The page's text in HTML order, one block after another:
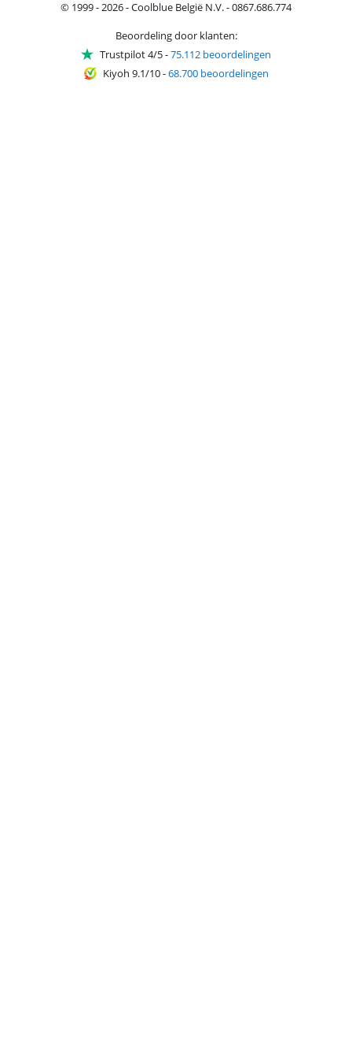
© 1999 - 2026 - Coolblue België N.V. - 0867.686.774
Beoordeling door klanten:
Trustpilot 4/5-75.112 beoordelingen
Kiyoh 9.1/10-68.700 beoordelingen